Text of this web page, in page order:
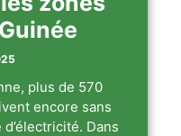
plus de 570
encore sans
Dans